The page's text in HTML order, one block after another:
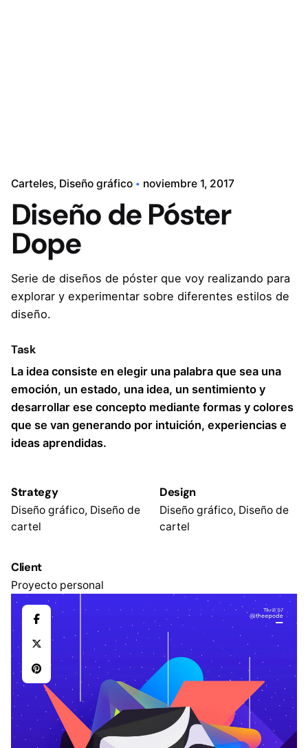
Carteles Diseño gráfico noviembre 1, 2017
Diseño de Póster
Dope
Serie de diseños de póster que voy realizando para
explorar y experimentar sobre diferentes estilos de
diseño.
Task
La idea consiste en elegir una palabra que sea una
emoción, un estado, una idea, un sentimiento y
desarrollar ese concepto mediante formas y colores
que se van generando por intuición, experiencias e
ideas aprendidas.
Strategy
Diseño gráfico, Diseño de
cartel
Design
Diseño gráfico, Diseño de
cartel
Client
Proyecto personal